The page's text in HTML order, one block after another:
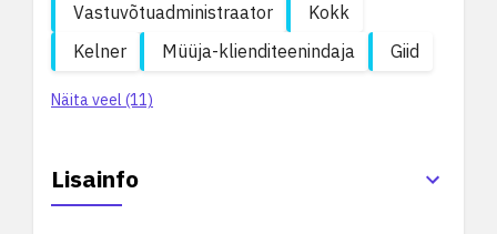
Vastuvõtuadministraator
Kokk
Kelner
Müüja-klienditeenindaja Giid
Näita veel (11)
Lisainfo